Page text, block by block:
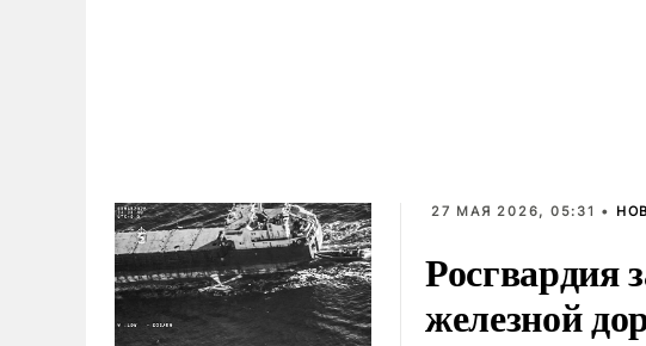
27 МАЯ 2026, 05:31 •
Росгвардия
железной